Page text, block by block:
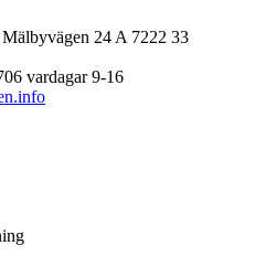
24 A 7222 33
vardagar 9-16